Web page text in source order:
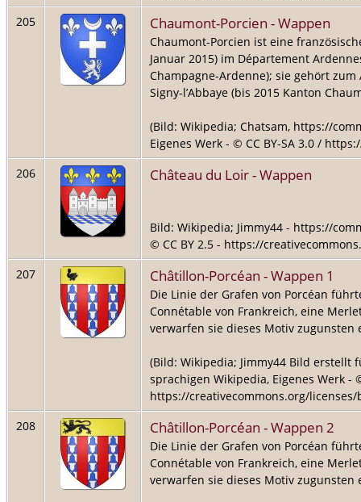
205
Chaumont-Porcien - Wappen
Chaumont-Porcien ist eine
Januar 2015) im Département
Champagne-Ardenne); sie gehört
Signy-l’Abbaye (bis 2015 Kanton
(Bild: Wikipedia; Chatsam, https://
Eigenes Werk - © CC BY-SA 3.0 /
206
Château du Loir - Wappen
Bild: Wikipedia; Jimmy44 - https://
© CC BY 2.5 - https://
207
Châtillon-Porcéan - Wappen 1
Die Linie der Grafen von Porcéan
Connétable von Frankreich, eine
verwarfen sie dieses Motiv zugunsten
(Bild: Wikipedia; Jimmy44 Bild erstellt
sprachigen Wikipedia, Eigenes Werk -
https://creativecommons.org/licenses/
208
Châtillon-Porcéan - Wappen 2
Die Linie der Grafen von Porcéan
Connétable von Frankreich, eine
verwarfen sie dieses Motiv zugunsten